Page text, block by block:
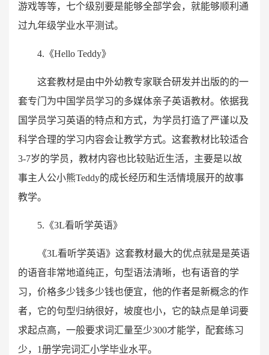
游戏等等，七个级别要是能够全部学会，就能够顺利通
过九年级学业水平测试。
4.《Hello Teddy》
这套教材是由中外幼教专家联合研发并出版的的一
套专门为中国学员学习的多媒体亲子英语教材。依据我
国学员学习英语的特点和方式，为学员打造了严谨以及
科学合理的学习内容会让教学方式。这套教材比较适合
3-7岁的学员，教材内容也比较贴近生活，主要是以故
事主人公小熊Teddy的成长经历和生活情境展开的故事
教学。
5.《3L看听学英语》
《3L看听学英语》这套教材最大的优点就是是英语
的语音非常地道纯正，句型语法清晰，也有语音的学
习，价格多少钱多少钱也便宜，他的作者是新概念的作
者，它的句型归纳很好，坡度也小，它的缺点是单词要
求起点高，一般要求词汇量至少300才能学，配套练习
少，1册学完词汇小学毕业水平。